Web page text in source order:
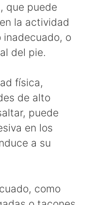
que puede
la actividad
inadecuado, o
del pie.
física,
de alto
puede
en los
a su
como